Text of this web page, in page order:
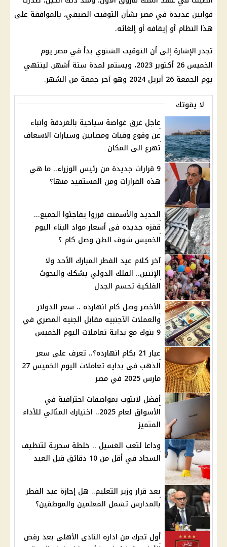
قوانين عديدة في مصر بشأن التوقيت الصيفي، بالموافقة على
هذا النظام أو إيقافه أو إلغائه.
تجدر الإشارة إلى أن التوقيت الشتوي بدأ في مصر يوم
الخميس 26 أكتوبر 2023، ويستمر لمدة ستة أشهر، لينتهي
يوم الجمعة 26 أبريل 2024 وهو آخر جمعة من الشهر.
لا يفوتك
عاجل غرق غواصة سياحية بالغردقة وانباء
عن وقوع وفيات ومصابين وسيارات الاسعاف
تهرع الى المكان
9 قرارات جديدة من رئيس الوزراء.. ما هي
هذه القرارات ومن المستفيد منها؟
الحديد والأسمنت قرروا يفاجئوا الجميع...
قفزه جديده فى أسعار مواد البناء اليوم
الخميس شوف الطن وصل كام ؟
آخر كلام عيد الفطر المبارك الأحد ولا
الإثنين.. الفلك الدولي يشكك والبحوث
الفلكية تحسم الجدل
الأخضر وصل كام انهارده .. سعر الدولار
والعملات الآجنبيه مقابل الجنيه المصري في
9 بنوك مع بداية تعاملات اليوم الخميس
عيار 21 بكام انهارده؟.. تعرف على سعر
الذهب فى بدايه تعاملات اليوم الخميس 27
مارس 2025 في مصر
أفضل لابتوب بمواصفات احترافية في
الأسواق لعام 2025.. اختيارك المثالي للأداء
المتميز
وداعا لتعب الغسيل .. خلطة سحرية لتنظيف
السجاد في أقل من 10 دقائق قبل العيد
بعد قرار وزير التعليم.. هل إجازة عيد الفطر
بالمدارس تشمل المعلمين والموظفين؟
أول تحرك من اداره النادى الأهلى بعد رفض